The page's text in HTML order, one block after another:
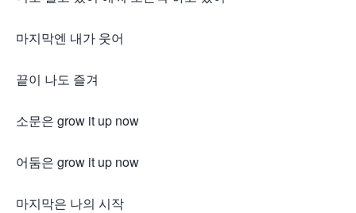
마지막엔 내가 웃어
끝이 나도 즐겨
소문은 grow it up now
어둠은 grow it up now
마지막은 나의 시작